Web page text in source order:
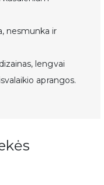
nesmunka ir
lengvai
aprangos.